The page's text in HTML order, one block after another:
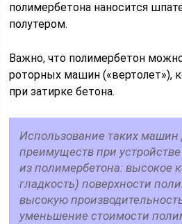
полимербетона наносится
полутером.
Важно, что полимербетон
роторных машин («вертолет»),
при затирке бетона.
Использование таких
преимуществ при
из полимербетона: высокое
гладкость) поверхности
высокую
уменьшение стоимости